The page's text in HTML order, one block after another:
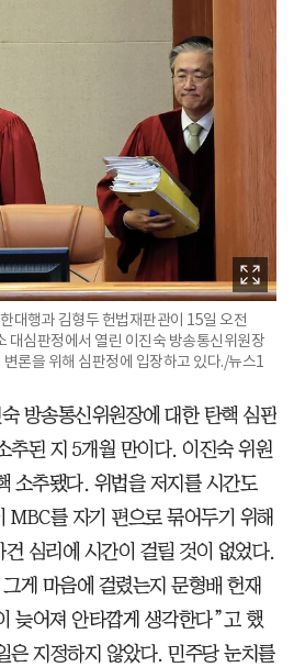
대행과 김형두 헌법재판관이 15일 오전
대심판정에서 열린 이진숙 방송통신위원장
론을 위해 심판정에 입장하고 있다./뉴스1
방송통신위원장에 대한 탄핵 심판
추된 지 5개월 만이다. 이진숙 위원
소추됐다. 위법을 저지를 시간도
MBC를 자기 편으로 묶어두기 위해
심리에 시간이 걸릴 것이 없었다.
게 마음에 걸렸는지 문형배 헌재
늦어져 안타깝게 생각한다”고 했
은 지정하지 않았다. 민주당 눈치를